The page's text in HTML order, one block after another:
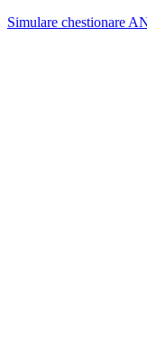
Simulare chestionare